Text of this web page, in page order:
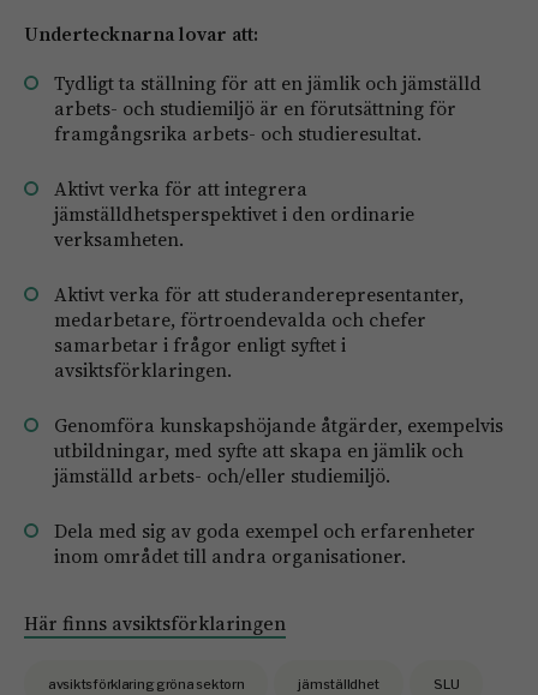
Undertecknarna lovar att:
Tydligt ta ställning för att en jämlik och jämställd
arbets- och studiemiljö är en förutsättning för
framgångsrika arbets- och studieresultat.
Aktivt verka för att integrera
jämställdhetsperspektivet i den ordinarie
verksamheten.
Aktivt verka för att studeranderepresentanter,
medarbetare, förtroendevalda och chefer
samarbetar i frågor enligt syftet i
avsiktsförklaringen.
Genomföra kunskapshöjande åtgärder, exempelvis
utbildningar, med syfte att skapa en jämlik och
jämställd arbets- och/eller studiemiljö.
Dela med sig av goda exempel och erfarenheter
inom området till andra organisationer.
Här finns avsiktsförklaringen
avsiktsförklaring gröna sektorn jämställdhet SLU